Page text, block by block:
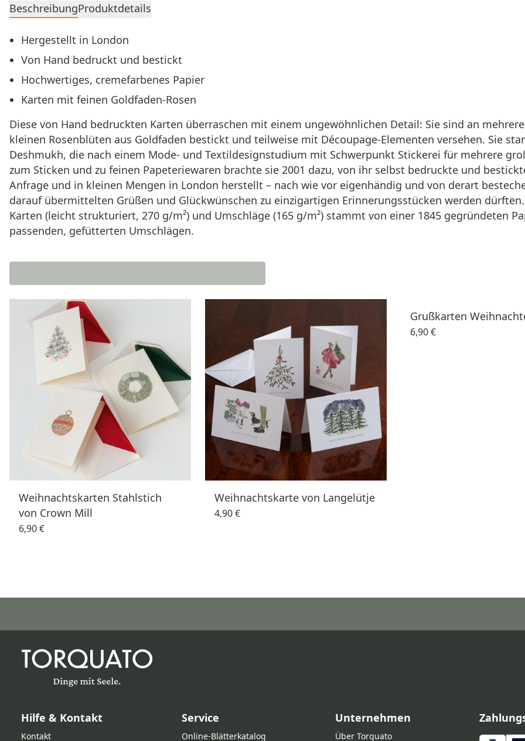
BeschreibungProduktdetails
Hergestellt in London
Von Hand bedruckt und bestickt
Hochwertiges, cremefarbenes Papier
Karten mit feinen Goldfaden‑Rosen
Diese von Hand bedruckten Karten überraschen mit einem ungewöhnlichen Detail: Sie sind an
kleinen Rosenblüten aus Goldfaden bestickt und teilweise mit Découpage-Elementen versehen. Sie
Deshmukh, die nach einem Mode- und Textildesignstudium mit Schwerpunkt Stickerei für mehrere
zum Sticken und zu feinen Papeteriewaren brachte sie 2001 dazu, von ihr selbst bedruckte und
Anfrage und in kleinen Mengen in London herstellt – nach wie vor eigenhändig und von derart
darauf übermittelten Grüßen und Glückwünschen zu einzigartigen Erinnerungsstücken werden
Karten (leicht strukturiert, 270 g/m²) und Umschläge (165 g/m²) stammt von einer 1845 gegründeten
passenden, gefütterten Umschlägen.
Weihnachtskarten Stahlstich
von Crown Mill
6,90 €
Weihnachtskarte von Langelütje
4,90 €
Grußkarten
6,90 €
Hilfe & Kontakt
Kontakt
Service
Online‑Blätterkatalog
Unternehmen
Über Torquato